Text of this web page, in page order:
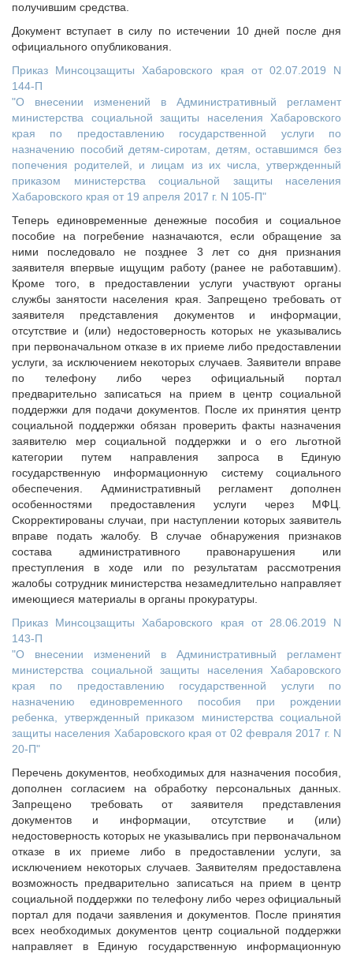
получившим средства.
Документ вступает в силу по истечении 10 дней после дня
официального опубликования.
Приказ Минсоцзащиты Хабаровского края от 02.07.2019 N
144-П
"О внесении изменений в Административный регламент
министерства социальной защиты населения Хабаровского
края по предоставлению государственной услуги по
назначению пособий детям-сиротам, детям, оставшимся без
попечения родителей, и лицам из их числа, утвержденный
приказом министерства социальной защиты населения
Хабаровского края от 19 апреля 2017 г. N 105-П"
Теперь единовременные денежные пособия и социальное
пособие на погребение назначаются, если обращение за
ними последовало не позднее 3 лет со дня признания
заявителя впервые ищущим работу (ранее не работавшим).
Кроме того, в предоставлении услуги участвуют органы
службы занятости населения края. Запрещено требовать от
заявителя представления документов и информации,
отсутствие и (или) недостоверность которых не указывались
при первоначальном отказе в их приеме либо предоставлении
услуги, за исключением некоторых случаев. Заявители вправе
по телефону либо через официальный портал
предварительно записаться на прием в центр социальной
поддержки для подачи документов. После их принятия центр
социальной поддержки обязан проверить факты назначения
заявителю мер социальной поддержки и о его льготной
категории путем направления запроса в Единую
государственную информационную систему социального
обеспечения. Административный регламент дополнен
особенностями предоставления услуги через МФЦ.
Скорректированы случаи, при наступлении которых заявитель
вправе подать жалобу. В случае обнаружения признаков
состава административного правонарушения или
преступления в ходе или по результатам рассмотрения
жалобы сотрудник министерства незамедлительно направляет
имеющиеся материалы в органы прокуратуры.
Приказ Минсоцзащиты Хабаровского края от 28.06.2019 N
143-П
"О внесении изменений в Административный регламент
министерства социальной защиты населения Хабаровского
края по предоставлению государственной услуги по
назначению единовременного пособия при рождении
ребенка, утвержденный приказом министерства социальной
защиты населения Хабаровского края от 02 февраля 2017 г. N
20-П"
Перечень документов, необходимых для назначения пособия,
дополнен согласием на обработку персональных данных.
Запрещено требовать от заявителя представления
документов и информации, отсутствие и (или)
недостоверность которых не указывались при первоначальном
отказе в их приеме либо в предоставлении услуги, за
исключением некоторых случаев. Заявителям предоставлена
возможность предварительно записаться на прием в центр
социальной поддержки по телефону либо через официальный
портал для подачи заявления и документов. После принятия
всех необходимых документов центр социальной поддержки
направляет в Единую государственную информационную